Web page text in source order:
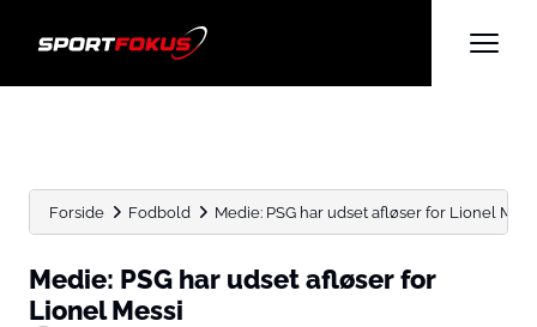
Forside Fodbold Medie: PSG har udset afløser for Lionel
Medie: PSG har udset afløser for
Lionel Messi